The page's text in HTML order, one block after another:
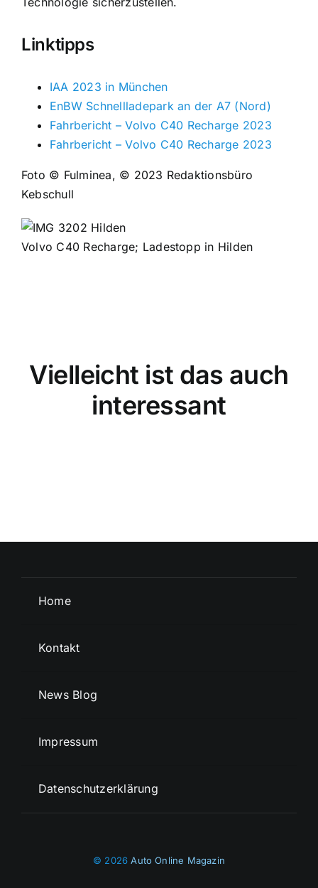
Linktipps
IAA 2023 in München
EnBW Schnellladepark an der A7 (Nord)
Fahrbericht – Volvo C40 Recharge 2023
Fahrbericht – Volvo C40 Recharge 2023
Foto © Fulminea, © 2023 Redaktionsbüro
Kebschull
Volvo C40 Recharge; Ladestopp in Hilden
Vielleicht ist das auch
interessant
Home
Kontakt
News Blog
Impressum
Datenschutzerklärung
© 2026Auto Online Magazin